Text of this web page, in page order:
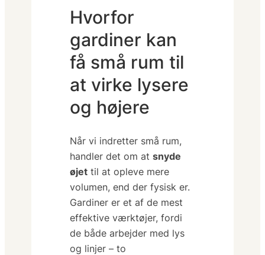
Hvorfor
gardiner kan
få små rum til
at virke lysere
og højere
Når vi indretter små rum,
handler det om atsnyde
øjet til at opleve mere
volumen, end der fysisk er.
Gardiner er et af de mest
effektive værktøjer, fordi
de både arbejder med lys
og linjer – to